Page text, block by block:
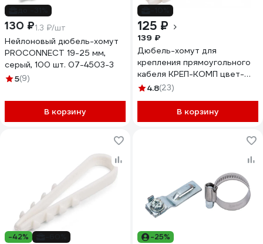
130 ₽1.3 ₽/шт
Нейлоновый дюбель-хомут
PROCONNECT 19-25 мм,
серый, 100 шт. 07-4503-3
5(9)
В корзину
125 ₽
139 ₽
Дюбель-хомут для
крепления прямоугольного
кабеля КРЕП-КОМП цвет-
белый 12х6 100шт дх126
4.8(23)
В корзину
-42% -25%